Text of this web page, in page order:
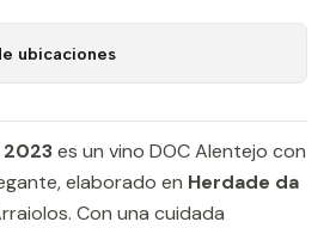
ubicaciones
2023es un vino DOC Alentejo con
elaborado en Herdade da
Con una cuidada